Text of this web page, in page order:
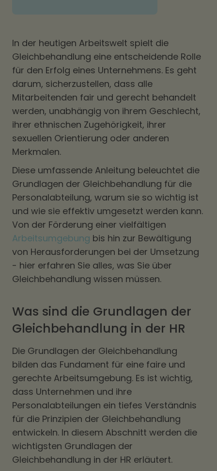
In der heutigen Arbeitswelt spielt die
Gleichbehandlung eine entscheidende Rolle
für den Erfolg eines Unternehmens. Es geht
darum, sicherzustellen, dass alle
Mitarbeitenden fair und gerecht behandelt
werden, unabhängig von ihrem Geschlecht,
ihrer ethnischen Zugehörigkeit, ihrer
sexuellen Orientierung oder anderen
Merkmalen.
Diese umfassende Anleitung beleuchtet die
Grundlagen der Gleichbehandlung für die
Personalabteilung, warum sie so wichtig ist
und wie sie effektiv umgesetzt werden kann.
Von der Förderung einer vielfältigen
Arbeitsumgebung bis hin zur Bewältigung
von Herausforderungen bei der Umsetzung
- hier erfahren Sie alles, was Sie über
Gleichbehandlung wissen müssen.
Was sind die Grundlagen der
Gleichbehandlung in der HR
Die Grundlagen der Gleichbehandlung
bilden das Fundament für eine faire und
gerechte Arbeitsumgebung. Es ist wichtig,
dass Unternehmen und ihre
Personalabteilungen ein tiefes Verständnis
für die Prinzipien der Gleichbehandlung
entwickeln. In diesem Abschnitt werden die
wichtigsten Grundlagen der
Gleichbehandlung in der HR erläutert.